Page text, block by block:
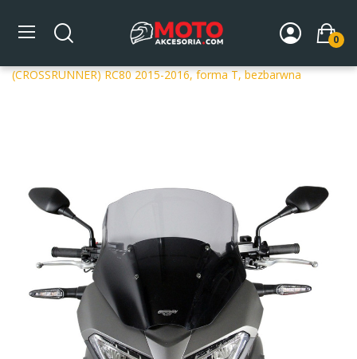
0
Strona główna DLA MOTOCYKLA Szyby
Szyby
(CROSSRUNNER) RC80 2015-2016, forma T, bezbarwna